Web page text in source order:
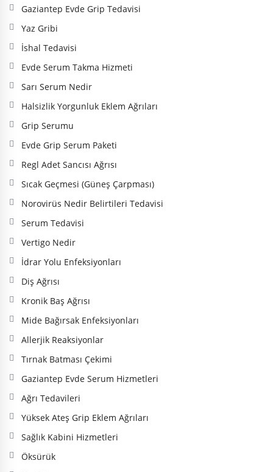
Gaziantep Evde Grip Tedavisi
Yaz Gribi
İshal Tedavisi
Evde Serum Takma Hizmeti
Sarı Serum Nedir
Halsizlik Yorgunluk Eklem Ağrıları
Grip Serumu
Evde Grip Serum Paketi
Regl Adet Sancısı Ağrısı
Sıcak Geçmesi (Güneş Çarpması)
Norovirüs Nedir Belirtileri Tedavisi
Serum Tedavisi
Vertigo Nedir
İdrar Yolu Enfeksiyonları
Diş Ağrısı
Kronik Baş Ağrısı
Mide Bağırsak Enfeksiyonları
Allerjik Reaksiyonlar
Tırnak Batması Çekimi
Gaziantep Evde Serum Hizmetleri
Ağrı Tedavileri
Yüksek Ateş Grip Eklem Ağrıları
Sağlık Kabini Hizmetleri
Öksürük